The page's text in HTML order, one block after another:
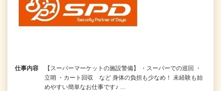
仕事内容
【スーパーマーケットの施設警備】 ・スーパーでの巡回 ・
立哨 ・カート回収 など 身体の負担も少なめ！ 未経験も始
めやすい簡単なお仕事です♪ …